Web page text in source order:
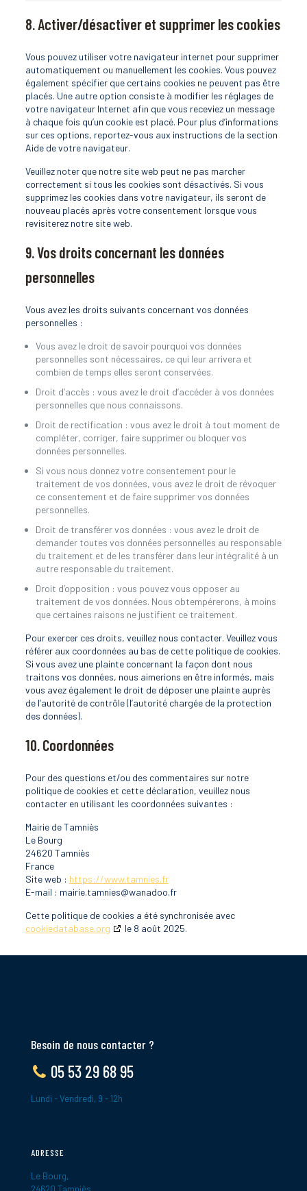
8. Activer/désactiver et supprimer les cookies
Vous pouvez utiliser votre navigateur internet pour supprimer
automatiquement ou manuellement les cookies. Vous pouvez
également spécifier que certains cookies ne peuvent pas être
placés. Une autre option consiste à modifier les réglages de
votre navigateur Internet afin que vous receviez un message
à chaque fois qu’un cookie est placé. Pour plus d’informations
sur ces options, reportez-vous aux instructions de la section
Aide de votre navigateur.
Veuillez noter que notre site web peut ne pas marcher
correctement si tous les cookies sont désactivés. Si vous
supprimez les cookies dans votre navigateur, ils seront de
nouveau placés après votre consentement lorsque vous
revisiterez notre site web.
9. Vos droits concernant les données
personnelles
Vous avez les droits suivants concernant vos données
personnelles :
Vous avez le droit de savoir pourquoi vos données
personnelles sont nécessaires, ce qui leur arrivera et
combien de temps elles seront conservées.
Droit d’accès : vous avez le droit d’accéder à vos données
personnelles que nous connaissons.
Droit de rectification : vous avez le droit à tout moment de
compléter, corriger, faire supprimer ou bloquer vos
données personnelles.
Si vous nous donnez votre consentement pour le
traitement de vos données, vous avez le droit de révoquer
ce consentement et de faire supprimer vos données
personnelles.
Droit de transférer vos données : vous avez le droit de
demander toutes vos données personnelles au responsable
du traitement et de les transférer dans leur intégralité à un
autre responsable du traitement.
Droit d’opposition : vous pouvez vous opposer au
traitement de vos données. Nous obtempérerons, à moins
que certaines raisons ne justifient ce traitement.
Pour exercer ces droits, veuillez nous contacter. Veuillez vous
référer aux coordonnées au bas de cette politique de cookies.
Si vous avez une plainte concernant la façon dont nous
traitons vos données, nous aimerions en être informés, mais
vous avez également le droit de déposer une plainte auprès
de l’autorité de contrôle (l’autorité chargée de la protection
des données).
10. Coordonnées
Pour des questions et/ou des commentaires sur notre
politique de cookies et cette déclaration, veuillez nous
contacter en utilisant les coordonnées suivantes :
Mairie de Tamniès
Le Bourg
24620 Tamniès
France
Site web : https://www.tamnies.fr
E-mail : mairie.tamnies@wanadoo.fr
Cette politique de cookies a été synchronisée avec
cookiedatabase.org
le 8 août 2025.
Besoin de nous contacter ?
05 53 29 68 95
Lundi - Vendredi, 9 - 12h
ADRESSE
Le Bourg,